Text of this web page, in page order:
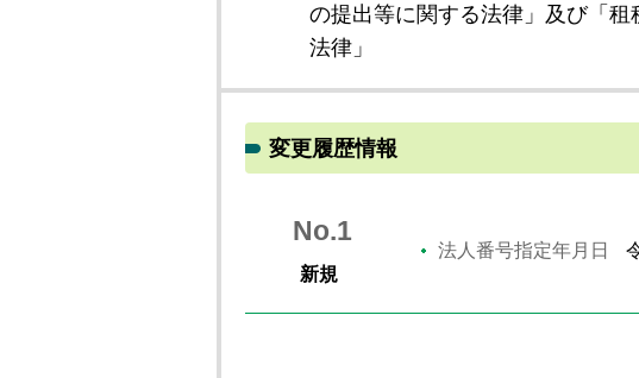
の提出等に関する法律」及び「
法律」
変更履歴情報
No.1
新規
法人番号指定年月日